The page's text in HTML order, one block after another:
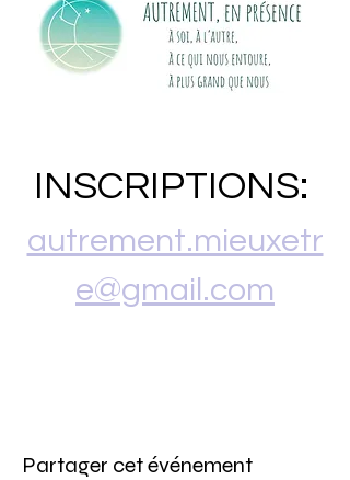
INSCRIPTIONS:
autrement.mieuxetr
e@gmail.com
Partager cet événement